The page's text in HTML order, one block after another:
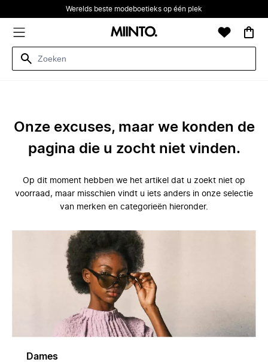
Werelds beste modeboetieks op één plek
Onze excuses, maar we konden de
pagina die u zocht niet vinden.
Op dit moment hebben we het artikel dat u zoekt niet op
voorraad, maar misschien vindt u iets anders in onze selectie
van merken en categorieën hieronder.
Dames